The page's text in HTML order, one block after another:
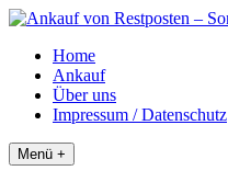
Skip
contentHome
Ankauf
Über uns
Impressum / Datenschutz
Menü +